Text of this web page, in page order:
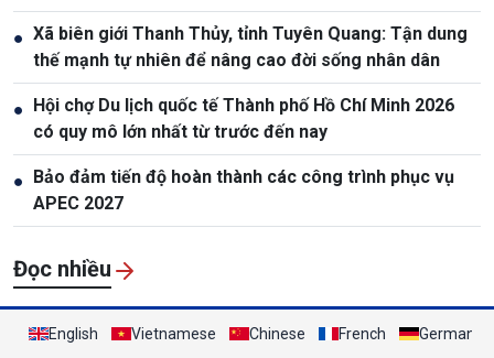
● Xã biên giới Thanh Thủy, tỉnh Tuyên Quang: Tận dung
thế mạnh tự nhiên để nâng cao đời sống nhân dân
● Hội chợ Du lịch quốc tế Thành phố Hồ Chí Minh 2026
có quy mô lớn nhất từ trước đến nay
● Bảo đảm tiến độ hoàn thành các công trình phục vụ
APEC 2027
Đọc nhiều
English Vietnamese Chinese French German